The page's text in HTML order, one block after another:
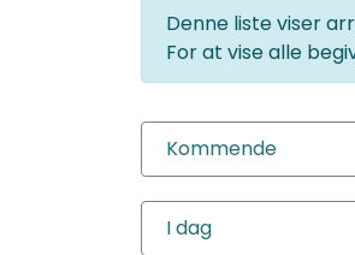
Denne liste viser
For at vise alle
Kommende
I dag